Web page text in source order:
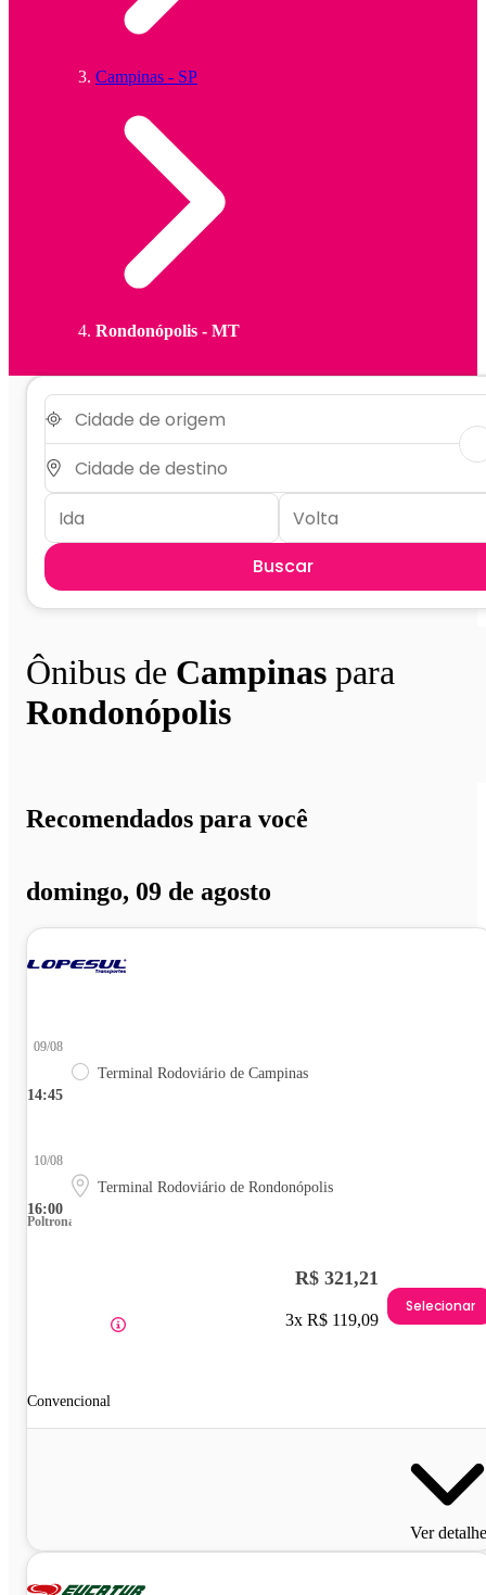
Campinas - SP
Rondonópolis - MT
Buscar
Ônibus de Campinas para
Rondonópolis
Recomendados para você
domingo, 09 de agosto
14:45
09/08
Terminal Rodoviário de Campinas
16:00
10/08
Terminal Rodoviário de Rondonópolis
Poltrona
Convencional
R$ 321,21
3x R$ 119,09
Selecionar
Ver